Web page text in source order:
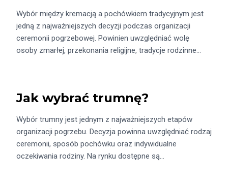
Wybór między kremacją a pochówkiem tradycyjnym jest
jedną z najważniejszych decyzji podczas organizacji
ceremonii pogrzebowej. Powinien uwzględniać wolę
osoby zmarłej, przekonania religijne, tradycje rodzinne…
Jak wybrać trumnę?
Wybór trumny jest jednym z najważniejszych etapów
organizacji pogrzebu. Decyzja powinna uwzględniać rodzaj
ceremonii, sposób pochówku oraz indywidualne
oczekiwania rodziny. Na rynku dostępne są…